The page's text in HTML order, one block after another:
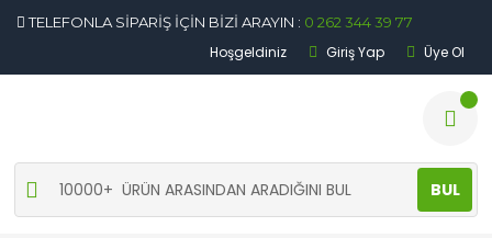
TELEFONLA SİPARİŞ İÇİN BİZİ ARAYIN : 0 262 344 39 77
Hoşgeldiniz Giriş Yap Üye Ol
BUL